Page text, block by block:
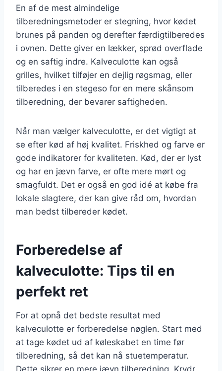
En af de mest almindelige
tilberedningsmetoder er stegning, hvor kødet
brunes på panden og derefter færdigtilberedes
i ovnen. Dette giver en lækker, sprød overflade
og en saftig indre. Kalveculotte kan også
grilles, hvilket tilføjer en dejlig røgsmag, eller
tilberedes i en stegeso for en mere skånsom
tilberedning, der bevarer saftigheden.
Når man vælger kalveculotte, er det vigtigt at
se efter kød af høj kvalitet. Friskhed og farve er
gode indikatorer for kvaliteten. Kød, der er lyst
og har en jævn farve, er ofte mere mørt og
smagfuldt. Det er også en god idé at købe fra
lokale slagtere, der kan give råd om, hvordan
man bedst tilbereder kødet.
Forberedelse af
kalveculotte: Tips til en
perfekt ret
For at opnå det bedste resultat med
kalveculotte er forberedelse nøglen. Start med
at tage kødet ud af køleskabet en time før
tilberedning, så det kan nå stuetemperatur.
Dette sikrer en mere jævn tilberedning. Krydr